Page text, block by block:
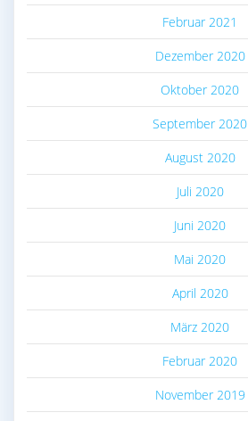
Februar 2021
Dezember 2020
Oktober 2020
September 2020
August 2020
Juli 2020
Juni 2020
Mai 2020
April 2020
März 2020
Februar 2020
November 2019